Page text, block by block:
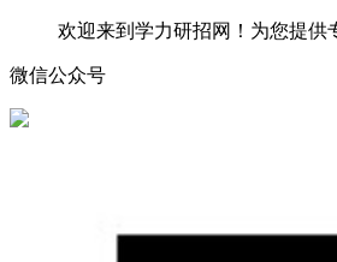
欢迎来到学力研招网！为您提供
微信公众号